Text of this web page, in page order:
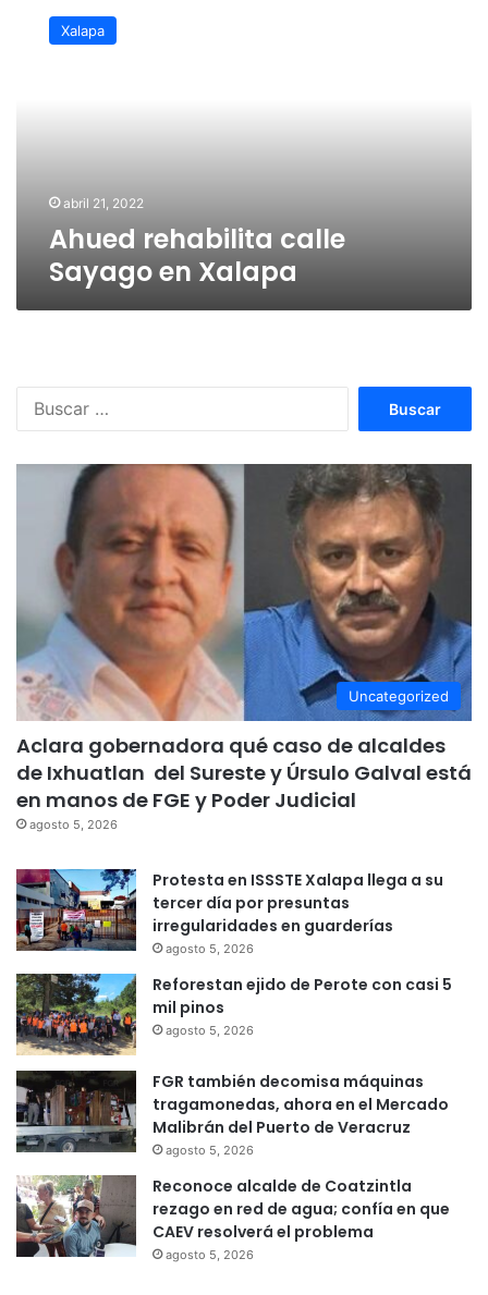
rehabilita
Xalapa
abril 21, 2022
Ahued rehabilita calle
Sayago en Xalapa
Uncategorized
Aclara gobernadora qué caso de alcaldes
de Ixhuatlan del Sureste y Úrsulo Galval está
en manos de FGE y Poder Judicial
agosto 5, 2026
Protesta en ISSSTE Xalapa llega a su
tercer día por presuntas
irregularidades en guarderías
agosto 5, 2026
Reforestan ejido de Perote con casi 5
mil pinos
agosto 5, 2026
FGR también decomisa máquinas
tragamonedas, ahora en el Mercado
Malibrán del Puerto de Veracruz
agosto 5, 2026
Reconoce alcalde de Coatzintla
rezago en red de agua; confía en que
CAEV resolverá el problema
agosto 5, 2026